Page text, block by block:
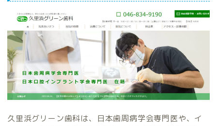
久里浜グリーン歯科は、日本歯周病学会専門医や、イ